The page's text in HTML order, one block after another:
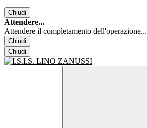
Chiudi
Attendere...
Attendere il completamento dell'operazione...
Chiudi
Chiudi